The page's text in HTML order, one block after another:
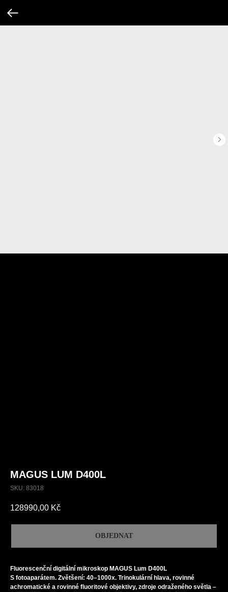
MAGUS LUM D400L
SKU: 83018
128990,00 Kč
OBJEDNAT
Fluorescenční digitální mikroskop MAGUS Lum D400L
S fotoaparátem. Zvětšení: 40–1000x. Trinokulární hlava, rovinné
achromatické a rovinné fluoritové objektivy, zdroje odraženého světla –